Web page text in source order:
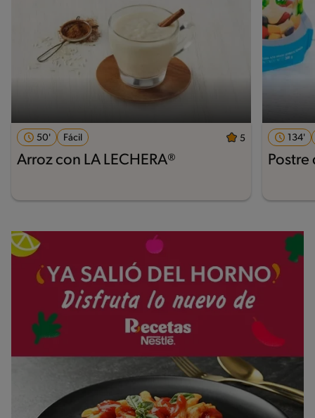
50' Fácil 5
Arroz con LA LECHERA®
134'
Postre